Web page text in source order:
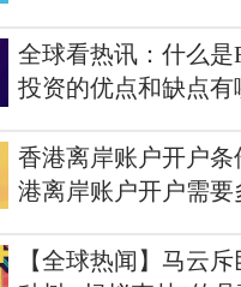
全球看热讯：什么是
投资的优点和缺点有
香港离岸账户开户条
港离岸账户开户需要
【全球热闻】马云